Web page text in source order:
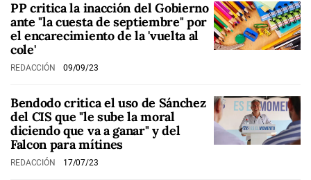
PP critica la inacción del Gobierno
ante "la cuesta de septiembre" por
el encarecimiento de la 'vuelta al
cole'
REDACCIÓN 09/09/23
Bendodo critica el uso de Sánchez
del CIS que "le sube la moral
diciendo que va a ganar" y del
Falcon para mítines
REDACCIÓN 17/07/23